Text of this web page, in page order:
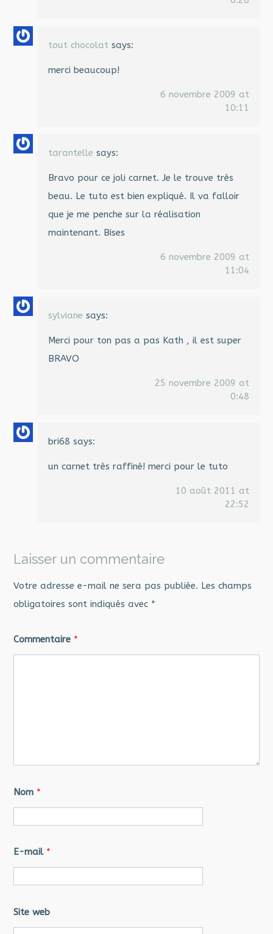
tout chocolat says:
merci beaucoup!
6 novembre 2009 at
10:11
tarantelle says:
Bravo pour ce joli carnet. Je le trouve très
beau. Le tuto est bien expliqué. Il va falloir
que je me penche sur la réalisation
maintenant. Bises
6 novembre 2009 at
11:04
sylviane says:
Merci pour ton pas a pas Kath , il est super
BRAVO
25 novembre 2009 at
0:48
bri68 says:
un carnet très raffiné! merci pour le tuto
10 août 2011 at
22:52
Laisser un commentaire
Votre adresse e-mail ne sera pas publiée. Les champs
obligatoires sont indiqués avec *
Commentaire *
Nom *
E-mail *
Site web